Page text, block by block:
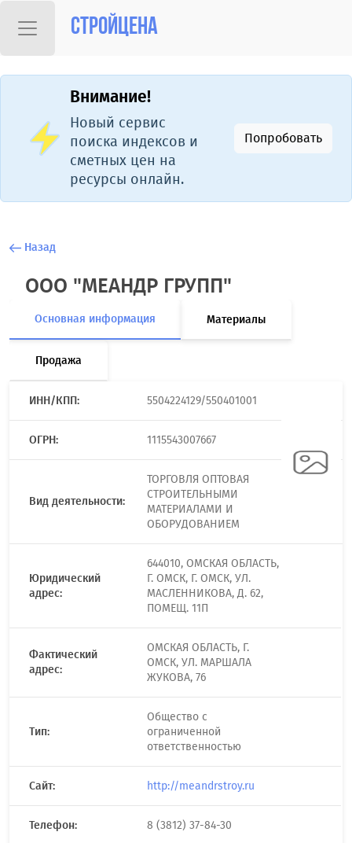
Стройцена
Внимание!
Новый сервис
поиска индексов и
сметных цен на
ресурсы онлайн.
Попробовать
Назад
ООО "МЕАНДР ГРУПП"
Основная информация Материалы
Продажа
ИНН/КПП: 5504224129/550401001
ОГРН: 1115543007667
Вид деятельности:
ТОРГОВЛЯ ОПТОВАЯ
СТРОИТЕЛЬНЫМИ
МАТЕРИАЛАМИ И
ОБОРУДОВАНИЕМ
Юридический
адрес:
644010, ОМСКАЯ ОБЛАСТЬ,
Г. ОМСК, Г. ОМСК, УЛ.
МАСЛЕННИКОВА, Д. 62,
ПОМЕЩ. 11П
Фактический
адрес:
ОМСКАЯ ОБЛАСТЬ, Г.
ОМСК, УЛ. МАРШАЛА
ЖУКОВА, 76
Тип:
Общество с
ограниченной
ответственностью
Сайт: http://meandrstroy.ru
Телефон: 8 (3812) 37-84-30